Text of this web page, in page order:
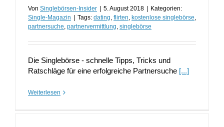
Von Singlebörsen-Insider | 5. August 2018 | Kategorien:
Single-Magazin | Tags: dating, flirten, kostenlose singlebörse,
partnersuche, partnervermittlung, singlebörse
Die Singlebörse - schnelle Tipps, Tricks und
Ratschläge für eine erfolgreiche Partnersuche [...]
Weiterlesen